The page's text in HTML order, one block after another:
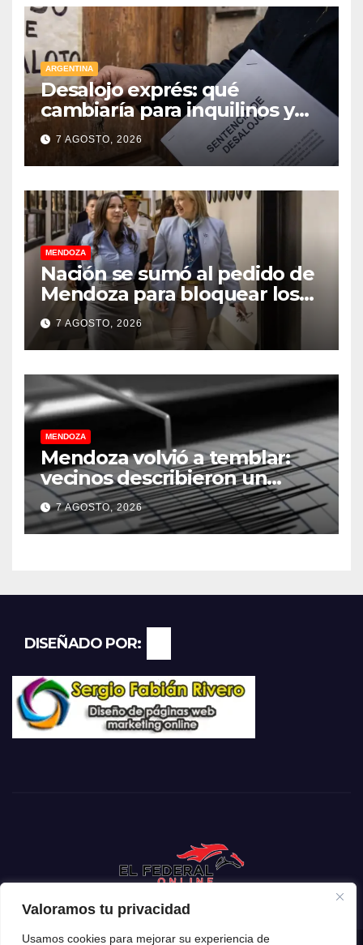
Valoramos tu privacidad
Usamos cookies para mejorar su experiencia de
ARGENTINA
Desalojo exprés: qué
cambiaría para inquilinos y
dueños con el proyecto que
tuvo media sanción en la
Cámara alta
7 AGOSTO, 2026
MENDOZA
Nación se sumó al pedido de
Mendoza para bloquear los
celulares en las cárceles de la
provincia
7 AGOSTO, 2026
MENDOZA
Mendoza volvió a temblar:
vecinos describieron un
“sacudón” acompañado por
un fuerte estruendo
7 AGOSTO, 2026
DISEÑADO POR: